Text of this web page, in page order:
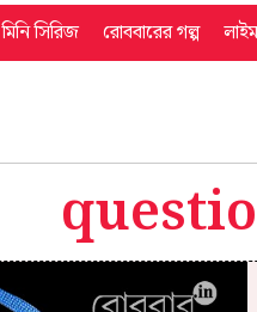
মিনি সিরিজ রোববারের গল্প